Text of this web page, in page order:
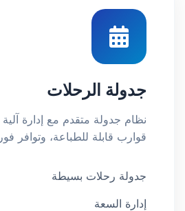
جدولة الرحلات
نظام جدولة متقدم مع إدارة
قوارب قابلة للطباعة، وتوافر
جدولة رحلات بسيطة
إدارة السعة